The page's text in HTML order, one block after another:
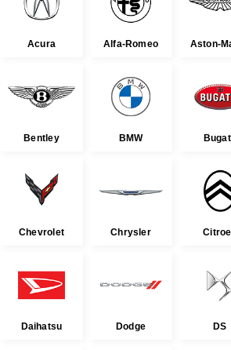
Acura Alfa-Romeo Aston-
Bentley BMW
Chevrolet Chrysler
Daihatsu Dodge DS